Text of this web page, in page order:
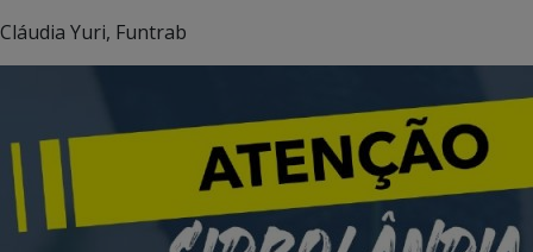
Cláudia Yuri, Funtrab